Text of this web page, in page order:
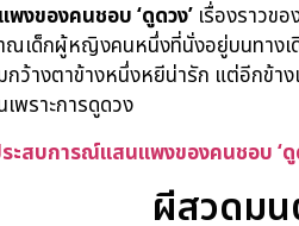
พงของคนชอบ‘ดูดวง’ เรื่องราวข
เด็กผู้หญิงคนหนึ่งที่นั่งอยู่บนทางเ
ว้างตาข้างหนึ่งหยีน่ารัก แต่อีกข้า
พราะการดูดวง
ะสบการณ์แสนแพงของคนชอบ ‘ดู
ผีสวดมน